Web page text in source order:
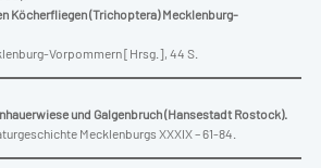
Köcherfliegen (Trichoptera) Mecklenburg-
Vorpommern [Hrsg.], 44 S.
und Galgenbruch (Hansestadt Rostock).
Mecklenburgs XXXIX – 61-84.